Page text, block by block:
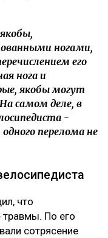
ногами,
его
нога и
якобы могут
самом деле, в
-
перелома не
что
По его
сотрясение